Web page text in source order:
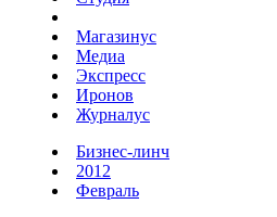
Магазинус
Медиа
Экспресс
Иронов
Журналус
Бизнес-линч
2012
Февраль